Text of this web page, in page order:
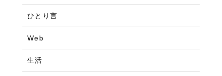
ひとり言
Web
生活